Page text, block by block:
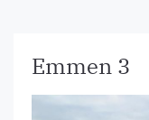
Emmen 3